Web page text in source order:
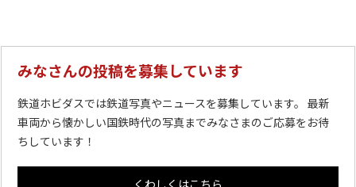
みなさんの投稿を募集しています
鉄道ホビダスでは鉄道写真やニュースを募集しています。 最新
車両から懐かしい国鉄時代の写真までみなさまのご応募をお待
ちしています！
くわしくはこちら